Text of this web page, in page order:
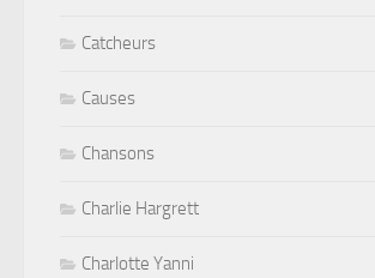
Catcheurs
Causes
Chansons
Charlie Hargrett
Charlotte Yanni